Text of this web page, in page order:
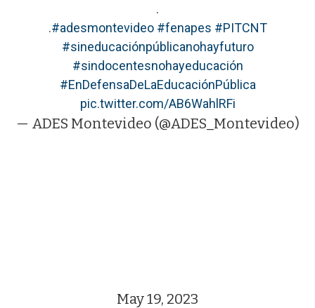
.
.#adesmontevideo #fenapes #PITCNT
#sineducaciónpúblicanohayfuturo
#sindocentesnohayeducación
#EnDefensaDeLaEducaciónPública
pic.twitter.com/AB6WahlRFi
— ADES Montevideo (@ADES_Montevideo)
May 19, 2023